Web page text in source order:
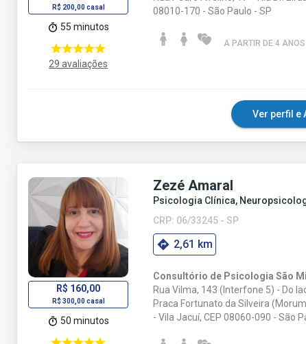
R$ 200,00 casal
55 minutos
29 avaliações
08010-170 - São Paulo - SP
A PARTIR DE 4 ANOS
Ver perfil e
R$ 160,00
R$ 300,00 casal
50 minutos
Zezé Amaral
Psicologia Clínica,
CRP: 06/33245 - SP
2,61 km
Consultório de Psicologia São
Rua Vilma, 143 (Interfone 5) - Do
Praca Fortunato da Silveira
- Vila Jacuí, CEP 08060-090 - São